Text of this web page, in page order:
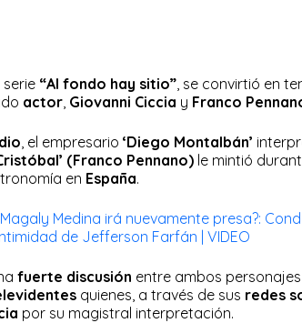
serie “Al fondo hay sitio” , se convirtió en
actor Giovanni Ciccia y Franco
, el empresario ‘Diego Montalbán’
(Franco Pennano) le mintió
en España.
¿Magaly Medina irá nuevamente presa?:
de Jefferson Farfán | VIDEO
fuerte discusión entre ambos
quienes, a través de sus redes
por su magistral interpretación.